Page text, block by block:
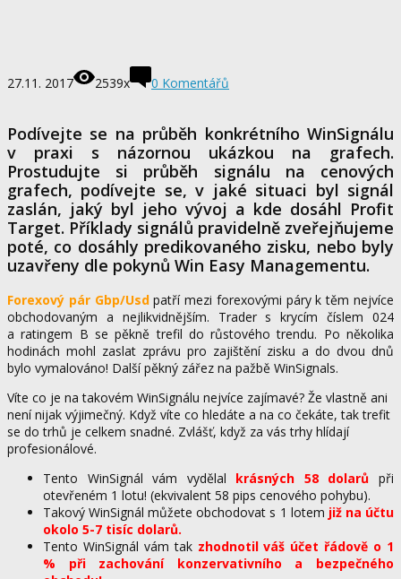
27.11. 2017 2539x 0 Komentářů
Podívejte se na průběh konkrétního WinSignálu
v praxi s názornou ukázkou na grafech.
Prostudujte si průběh signálu na cenových
grafech, podívejte se, v jaké situaci byl signál
zaslán, jaký byl jeho vývoj a kde dosáhl Profit
Target. Příklady signálů pravidelně zveřejňujeme
poté, co dosáhly predikovaného zisku, nebo byly
uzavřeny dle pokynů Win Easy Managementu.
Forexový pár Gbp/Usdpatří mezi forexovými páry k těm nejvíce
obchodovaným a nejlikvidnějším. Trader s krycím číslem 024
a ratingem B se pěkně trefil do růstového trendu. Po několika
hodinách mohl zaslat zprávu pro zajištění zisku a do dvou dnů
bylo vymalováno! Další pěkný zářez na pažbě WinSignals.
Víte co je na takovém WinSignálu nejvíce zajímavé? Že vlastně ani
není nijak výjimečný. Když víte co hledáte a na co čekáte, tak trefit
se do trhů je celkem snadné. Zvlášť, když za vás trhy hlídají
profesionálové.
Tento WinSignál vám vydělal
krásných 58 dolarů při
otevřeném 1 lotu! (ekvivalent 58 pips cenového pohybu).
Takový WinSignál můžete obchodovat s 1 lotem již na účtu
okolo 5-7 tisíc dolarů.
Tento WinSignál vám tak zhodnotil váš účet řádově o 1
% při zachování konzervativního a bezpečného